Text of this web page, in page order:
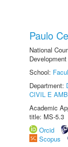
Paulo
National
School:
Department:
CIVIL E
Academic
title: MS-5.3
Orcid
Scopus